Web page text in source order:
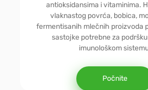
Dijabetička
antioksidansima i vitaminima.
vlaknastog povrća, bobica,
fermentisanih mlečnih proizvoda
sastojke potrebne za
imunološkom
Počnite